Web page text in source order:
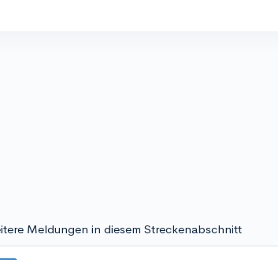
Meldungen in diesem Streckenabschnitt